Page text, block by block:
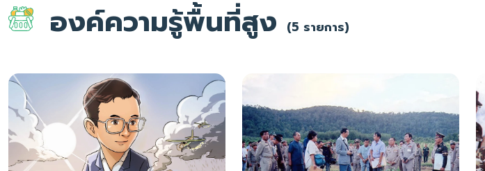
องค์ความรู้พื้นที่สูง (5 รายการ)